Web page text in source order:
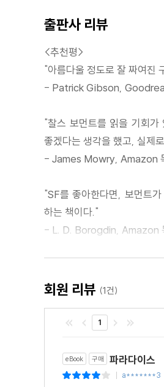
출판사 리뷰
<추천평>
"아름다울 정도로 잘 짜여진
- Patrick Gibson,
"찰스 보먼트를 읽을 기회
좋겠다는 생각을 했고, 실제
- James Mowry, Amazon
"SF를 좋아한다면, 보먼트
하는 책이다."
- L. D. Borogdin, Amazon
- Philip Rodgers,
"짧고 부담 없이 읽히면서도
회원 리뷰 (1건)
1
eBook 구매 파라다이스
a*******3